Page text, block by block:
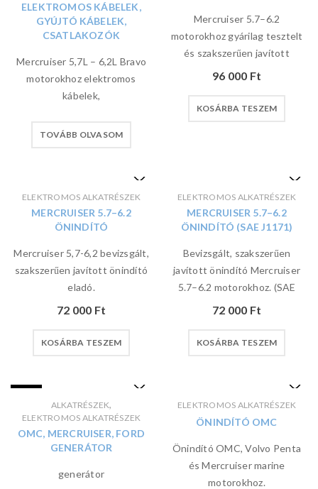
ELEKTROMOS KÁBELEK,
GYÚJTÓ KÁBELEK,
CSATLAKOZÓK
Mercruiser 5,7L – 6,2L Bravo
motorokhoz elektromos
kábelek,
TOVÁBB OLVASOM
Mercruiser 5.7–6.2
motorokhoz gyárilag tesztelt
és szakszerűen javított
96 000 Ft
KOSÁRBA TESZEM
ELEKTROMOS ALKATRÉSZEK
MERCRUISER 5.7–6.2
ÖNINDÍTÓ
Mercruiser 5,7-6,2 bevizsgált,
szakszerűen javított önindító
eladó.
72 000 Ft
KOSÁRBA TESZEM
ELEKTROMOS ALKATRÉSZEK
MERCRUISER 5.7–6.2
ÖNINDÍTÓ (SAE J1171)
Bevizsgált, szakszerűen
javított önindító Mercruiser
5.7–6.2 motorokhoz. (SAE
72 000 Ft
KOSÁRBA TESZEM
ALKATRÉSZEK,
ELEKTROMOS ALKATRÉSZEK
OMC, MERCRUISER, FORD
GENERÁTOR
generátor
ELEKTROMOS ALKATRÉSZEK
ÖNINDÍTÓ OMC
Önindító OMC, Volvo Penta
és Mercruiser marine
motorokhoz.